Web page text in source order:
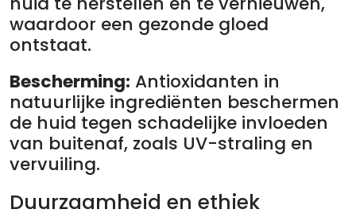
waardoor een gezonde gloed
ontstaat.
Bescherming: Antioxidanten in
natuurlijke ingrediënten beschermen
de huid tegen schadelijke invloeden
van buitenaf, zoals UV-straling en
vervuiling.
Duurzaamheid en ethiek